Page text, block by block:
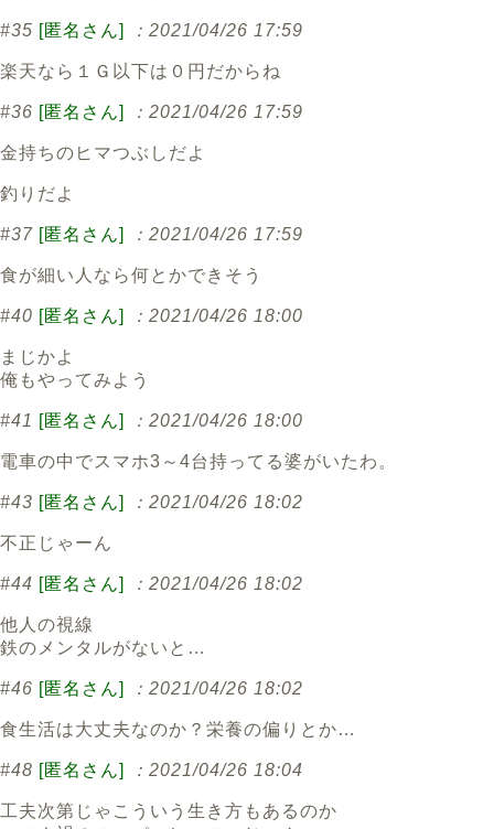
#35 [匿名さん] ：2021/04/26 17:59
楽天なら１Ｇ以下は０円だからね
#36 [匿名さん] ：2021/04/26 17:59
金持ちのヒマつぶしだよ
釣りだよ
#37 [匿名さん] ：2021/04/26 17:59
食が細い人なら何とかできそう
#40 [匿名さん] ：2021/04/26 18:00
まじかよ
俺もやってみよう
#41 [匿名さん] ：2021/04/26 18:00
電車の中でスマホ3～4台持ってる婆がいたわ。
#43 [匿名さん] ：2021/04/26 18:02
不正じゃーん
#44 [匿名さん] ：2021/04/26 18:02
他人の視線
鉄のメンタルがないと…
#46 [匿名さん] ：2021/04/26 18:02
食生活は大丈夫なのか？栄養の偏りとか…
#48 [匿名さん] ：2021/04/26 18:04
工夫次第じゃこういう生き方もあるのか